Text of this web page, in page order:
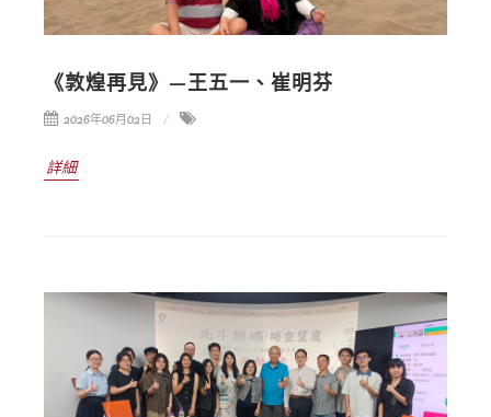
《敦煌再見》—王五一、崔明芬
2026年06月02日
詳細